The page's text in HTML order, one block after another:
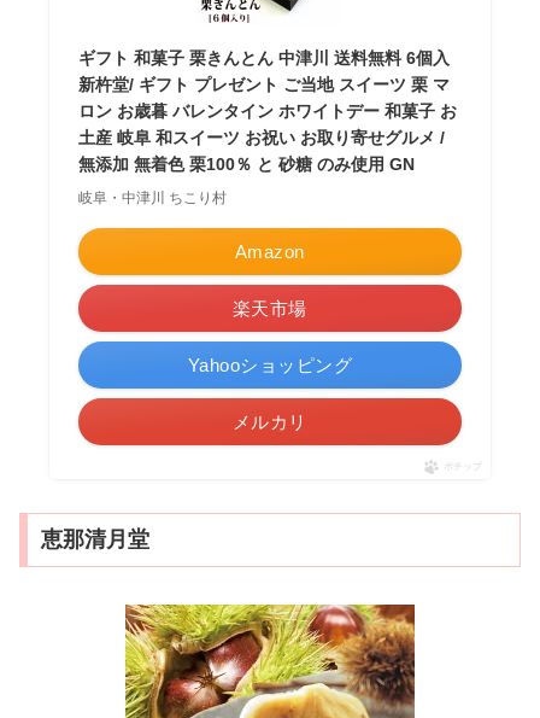
ギフト 和菓子 栗きんとん 中津川 送料無料 6個入
新杵堂/ ギフト プレゼント ご当地 スイーツ 栗 マ
ロン お歳暮 バレンタイン ホワイトデー 和菓子 お
土産 岐阜 和スイーツ お祝い お取り寄せグルメ /
無添加 無着色 栗100％ と 砂糖 のみ使用 GN
岐阜・中津川 ちこり村
Amazon
楽天市場
Yahooショッピング
メルカリ
ポチップ
恵那清月堂